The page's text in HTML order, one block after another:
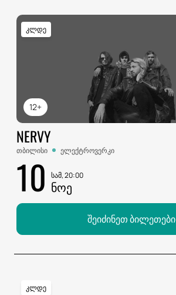
12+
კლდე
NERVY
თბილისი ელექტროვერკი
10 სამ, 20:00
ᲜᲝᲔ
შეიძინეთ ბილეთები
კლდე